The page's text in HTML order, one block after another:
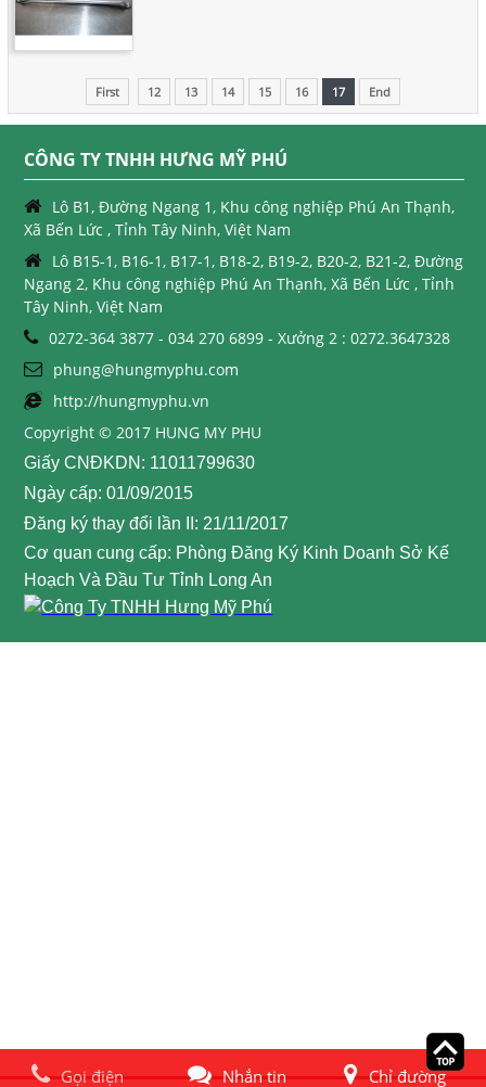
First 12 13 14 15 16 17 End
CÔNG TY TNHH HƯNG MỸ PHÚ
Lô B1, Đường Ngang 1, Khu công nghiệp Phú An Thạnh,
Xã Bến Lức , Tỉnh Tây Ninh, Việt Nam
Lô B15-1, B16-1, B17-1, B18-2, B19-2, B20-2, B21-2, Đường
Ngang 2, Khu công nghiệp Phú An Thạnh, Xã Bến Lức , Tỉnh
Tây Ninh, Việt Nam
0272-364 3877 - 034 270 6899 - Xưởng 2 : 0272.3647328
phung@hungmyphu.com
http://hungmyphu.vn
Copyright © 2017 HUNG MY PHU
Giấy CNĐKDN: 11011799630
Ngày cấp: 01/09/2015
Đăng ký thay đổi lần II: 21/11/2017
Cơ quan cung cấp: Phòng Đăng Ký Kinh Doanh Sở Kế
Hoạch Và Đầu Tư Tỉnh Long An
Gọi điện Nhắn tin Chỉ đường